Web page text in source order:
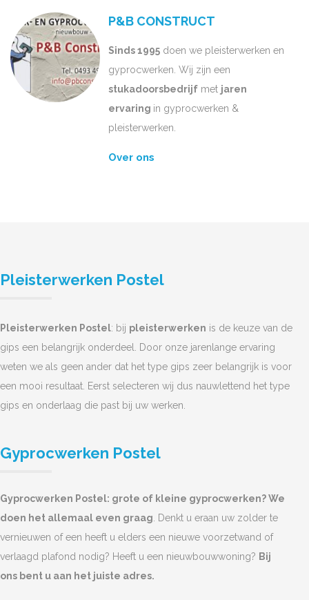
P&B CONSTRUCT
Sinds 1995 doen we pleisterwerken en
gyprocwerken. Wij zijn een
stukadoorsbedrijf met jaren
ervaring in gyprocwerken &
pleisterwerken.
Over ons
Pleisterwerken Postel
Pleisterwerken Postel: bij pleisterwerken is de keuze van de
gips een belangrijk onderdeel. Door onze jarenlange ervaring
weten we als geen ander dat het type gips zeer belangrijk is voor
een mooi resultaat. Eerst selecteren wij dus nauwlettend het type
gips en onderlaag die past bij uw werken.
Gyprocwerken Postel
Gyprocwerken Postel: grote of kleine gyprocwerken? We
doen het allemaal even graag. Denkt u eraan uw zolder te
vernieuwen of een heeft u elders een nieuwe voorzetwand of
verlaagd plafond nodig? Heeft u een nieuwbouwwoning? Bij
ons bent u aan het juiste adres.